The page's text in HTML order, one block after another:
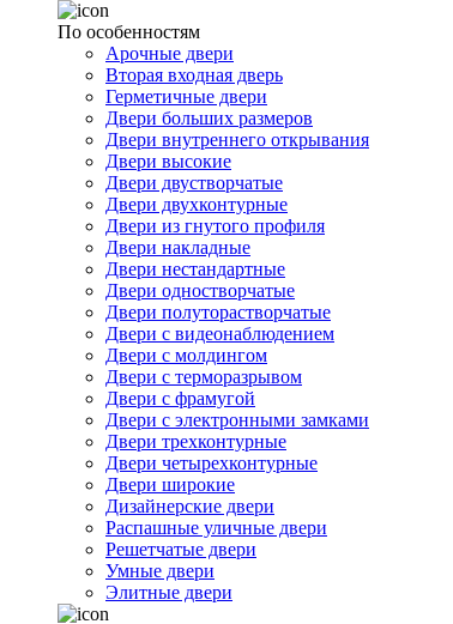
По особенностям
Арочные двери
Вторая входная дверь
Герметичные двери
Двери больших размеров
Двери внутреннего открывания
Двери высокие
Двери двустворчатые
Двери двухконтурные
Двери из гнутого профиля
Двери накладные
Двери нестандартные
Двери одностворчатые
Двери полуторастворчатые
Двери с видеонаблюдением
Двери с молдингом
Двери с терморазрывом
Двери с фрамугой
Двери с электронными замками
Двери трехконтурные
Двери четырехконтурные
Двери широкие
Дизайнерские двери
Распашные уличные двери
Решетчатые двери
Умные двери
Элитные двери